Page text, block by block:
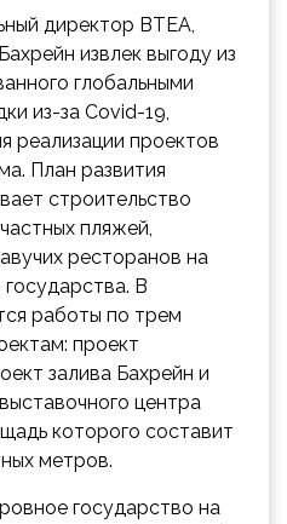
директор BTEA,
извлек выгоду из
глобальными
из-за Covid-19,
реализации проектов
План развития
строительство
пляжей,
ресторанов на
В
работы по трем
проект
залива Бахрейн и
центра
которого составит
метров.
государство на